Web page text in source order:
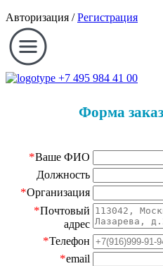
Авторизация /Регистрация
+7 495 984 41 00
Форма
*Ваше ФИО
Должность
*Организация
*Почтовый
адрес
*Телефон
*email